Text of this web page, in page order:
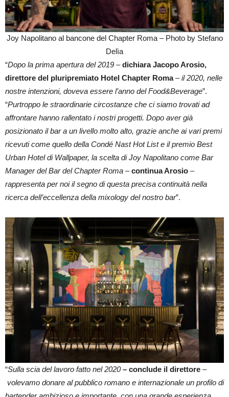
Joy Napolitano al bancone del Chapter Roma – Photo by Stefano
Delìa
“Dopo la prima apertura del 2019 –dichiara Jacopo Arosio,
direttore del pluripremiato Hotel Chapter Roma– il 2020, nelle
nostre intenzioni, doveva essere l’anno del Food&Beverage”.
“Purtroppo le straordinarie circostanze che ci siamo trovati ad
affrontare hanno rallentato i nostri progetti. Dopo aver già
posizionato il bar a un livello molto alto, grazie anche ai vari premi
ricevuti come quello della Condé Nast Hot List e il premio Best
Urban Hotel di Wallpaper, la scelta di Joy Napolitano come Bar
Manager del Bar del Chapter Roma –continua Arosio –
rappresenta per noi il segno di questa precisa continuità nella
ricerca dell’eccellenza della mixology del nostro bar”.
“Sulla scia del lavoro fatto nel 2020– conclude il direttore –
volevamo donare al pubblico romano e internazionale un profilo di